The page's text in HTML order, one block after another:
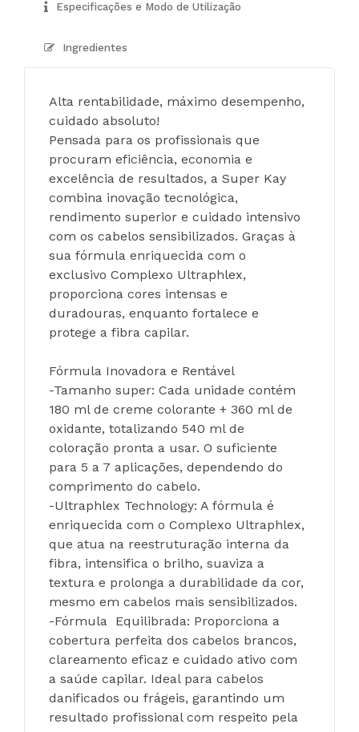
Especificações e Modo de Utilização
Ingredientes
Alta rentabilidade, máximo desempenho,
cuidado absoluto!
Pensada para os profissionais que
procuram eficiência, economia e
excelência de resultados, a Super Kay
combina inovação tecnológica,
rendimento superior e cuidado intensivo
com os cabelos sensibilizados. Graças à
sua fórmula enriquecida com o
exclusivo Complexo Ultraphlex,
proporciona cores intensas e
duradouras, enquanto fortalece e
protege a fibra capilar.
Fórmula Inovadora e Rentável
-Tamanho super: Cada unidade contém
180 ml de creme colorante + 360 ml de
oxidante, totalizando 540 ml de
coloração pronta a usar. O suficiente
para 5 a 7 aplicações, dependendo do
comprimento do cabelo.
-Ultraphlex Technology: A fórmula é
enriquecida com o Complexo Ultraphlex,
que atua na reestruturação interna da
fibra, intensifica o brilho, suaviza a
textura e prolonga a durabilidade da cor,
mesmo em cabelos mais sensibilizados.
-Fórmula  Equilibrada: Proporciona a
cobertura perfeita dos cabelos brancos,
clareamento eficaz e cuidado ativo com
a saúde capilar. Ideal para cabelos
danificados ou frágeis, garantindo um
resultado profissional com respeito pela